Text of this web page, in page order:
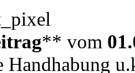
** vom
Handhabung